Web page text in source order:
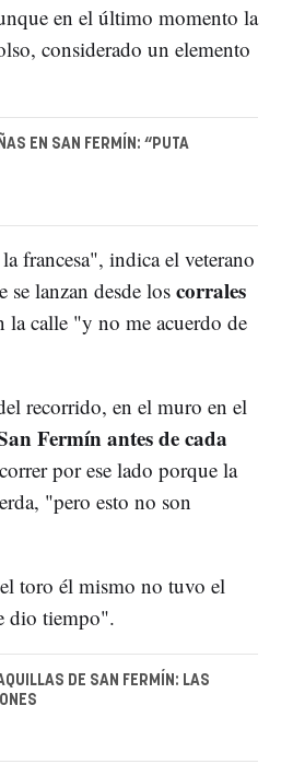
en el último momento la
considerado un elemento
EN SAN FERMÍN: “PUTA
francesa", indica el veterano
se lanzan desde loscorrales
la calle "y no me acuerdo de
recorrido, en el muro en el
Fermín antes de cada
por ese lado porque la
"pero esto no son
toro él mismo no tuvo el
dio tiempo".
DE SAN FERMÍN: LAS